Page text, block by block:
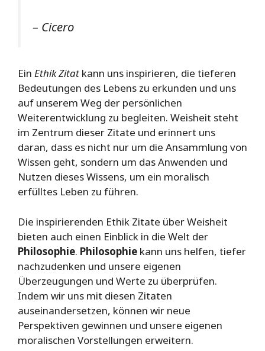
– Cicero
Ein Ethik Zitat kann uns inspirieren, die tieferen
Bedeutungen des Lebens zu erkunden und uns
auf unserem Weg der persönlichen
Weiterentwicklung zu begleiten. Weisheit steht
im Zentrum dieser Zitate und erinnert uns
daran, dass es nicht nur um die Ansammlung von
Wissen geht, sondern um das Anwenden und
Nutzen dieses Wissens, um ein moralisch
erfülltes Leben zu führen.
Die inspirierenden Ethik Zitate über Weisheit
bieten auch einen Einblick in die Welt der
Philosophie. Philosophie kann uns helfen, tiefer
nachzudenken und unsere eigenen
Überzeugungen und Werte zu überprüfen.
Indem wir uns mit diesen Zitaten
auseinandersetzen, können wir neue
Perspektiven gewinnen und unsere eigenen
moralischen Vorstellungen erweitern.